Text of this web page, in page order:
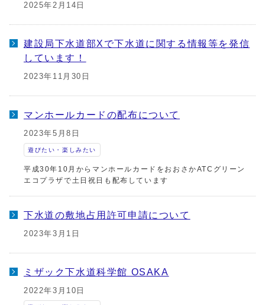
2025年2月14日
建設局下水道部Xで下水道に関する情報等を発信
しています！
2023年11月30日
マンホールカードの配布について
2023年5月8日
遊びたい・楽しみたい
平成30年10月からマンホールカードをおおさかATCグリーン
エコプラザで土日祝日も配布しています
下水道の敷地占用許可申請について
2023年3月1日
ミザック下水道科学館 OSAKA
2022年3月10日